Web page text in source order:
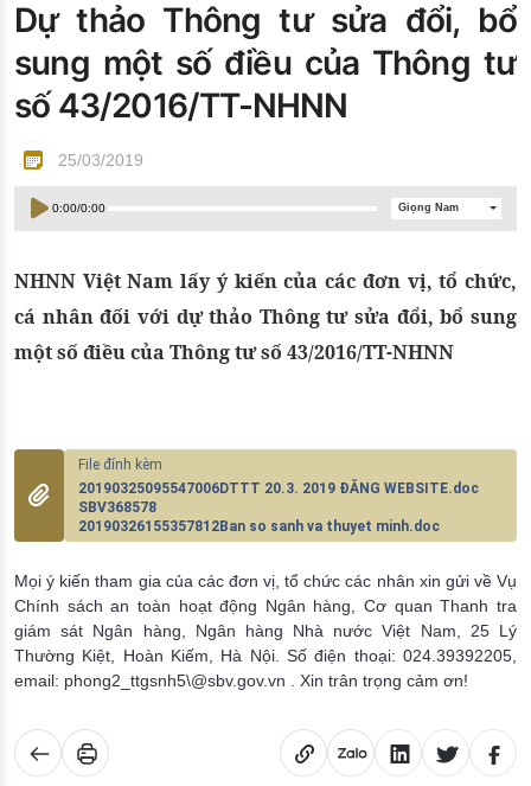
Đào tạo ISO
Dự thảo Thông tư sửa đổi, bổ
sung một số điều của Thông tư
số 43/2016/TT-NHNN
25/03/2019
0:00/0:00 Giọng Nam
NHNN Việt Nam lấy ý kiến của các đơn vị, tổ chức,
cá nhân đối với dự thảo Thông tư sửa đổi, bổ sung
một số điều của Thông tư số 43/2016/TT-NHNN
20190325095547006DTTT 20.3. 2019 ĐĂNG WEBSITE.doc
SBV368578
20190326155357812Ban so sanh va thuyet minh.doc
Mọi ý kiến tham gia của các đơn vị, tổ chức các nhân xin gửi về Vụ
Chính sách an toàn hoạt động Ngân hàng, Cơ quan Thanh tra
giám sát Ngân hàng, Ngân hàng Nhà nước Việt Nam, 25 Lý
Thường Kiệt, Hoàn Kiếm, Hà Nội. Số điện thoại: 024.39392205,
email: phong2_ttgsnh5\@sbv.gov.vn . Xin trân trọng cảm ơn!